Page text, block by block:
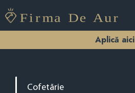
Aplică aici